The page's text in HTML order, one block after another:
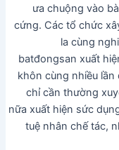
ưa chuộng vào
cứng. Các tổ chức
la cùng
batđongsan xuất
khôn cùng nhiều
chỉ cần thường
nữa xuất hiện sức
tuệ nhân chế tác,